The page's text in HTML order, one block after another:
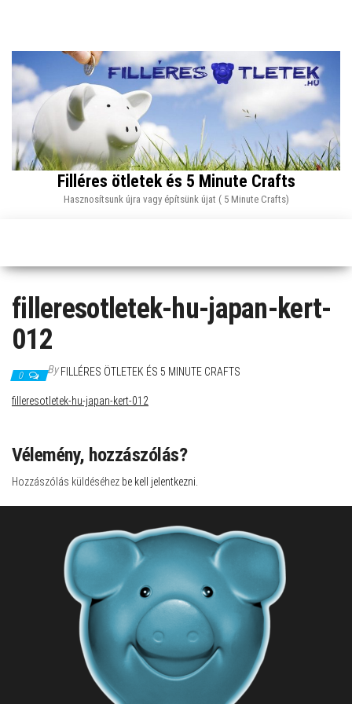
Filléres ötletek és 5 Minute Crafts
Hasznosítsunk újra vagy építsünk újat ( 5 Minute Crafts)
filleresotletek-hu-japan-kert-
012
0 By FILLÉRES ÖTLETEK ÉS 5 MINUTE CRAFTS
filleresotletek-hu-japan-kert-012
Vélemény, hozzászólás?
Hozzászólás küldéséhez be kell jelentkezni.